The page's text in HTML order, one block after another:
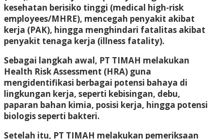
kesehatan berisiko tinggi (medical high-risk
employees/MHRE), mencegah penyakit akibat
kerja (PAK), hingga menghindari fatalitas akibat
penyakit tenaga kerja (illness fatality).
Sebagai langkah awal, PT TIMAH melakukan
Health Risk Assessment (HRA) guna
mengidentifikasi berbagai potensi bahaya di
lingkungan kerja, seperti kebisingan, debu,
paparan bahan kimia, posisi kerja, hingga potensi
biologis seperti bakteri.
Setelah itu, PT TIMAH melakukan pemeriksaan